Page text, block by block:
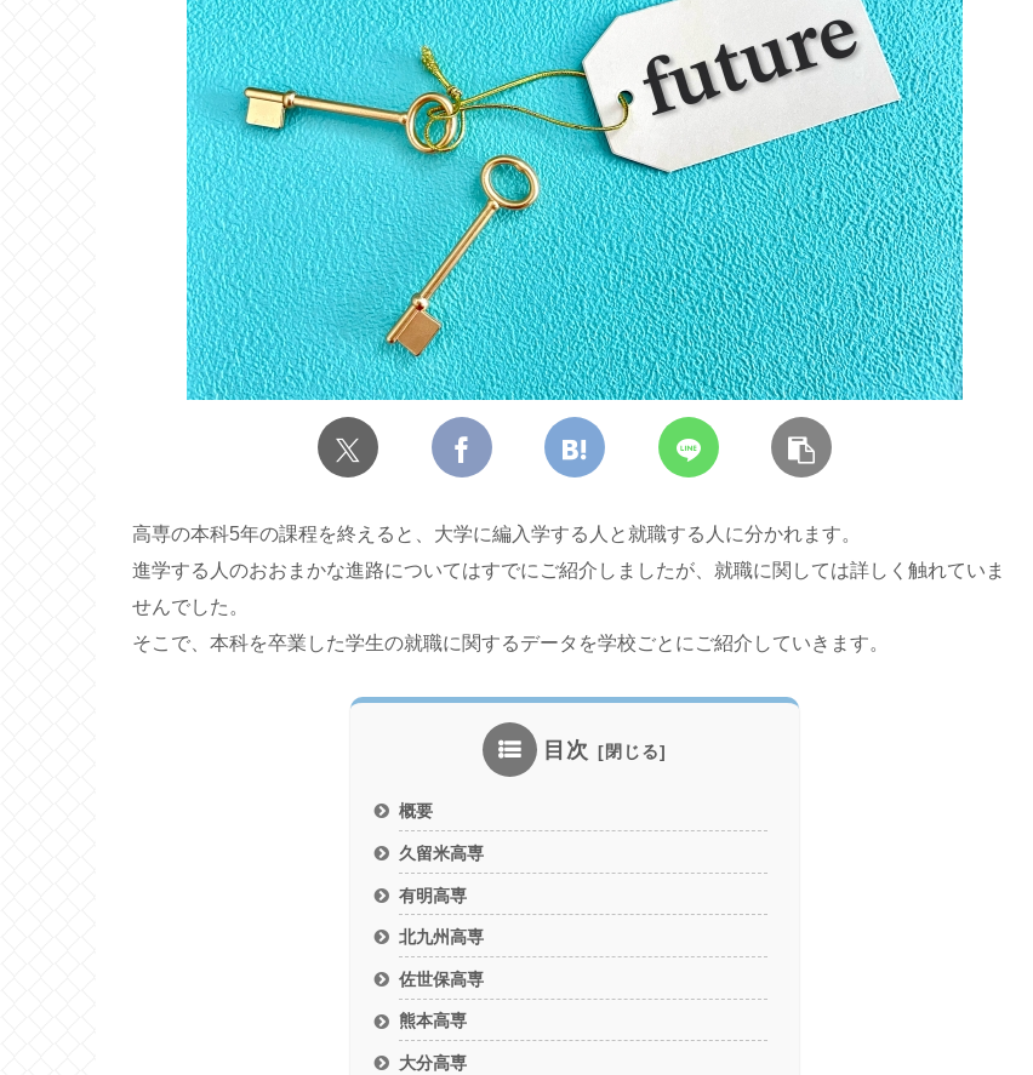
高専の本科5年の課程を終えると、大学に編入学する人と就職する人に分かれます。
進学する人のおおまかな進路についてはすでにご紹介しましたが、就職に関しては詳しく触れていま
せんでした。
そこで、本科を卒業した学生の就職に関するデータを学校ごとにご紹介していきます。
目次
概要
久留米高専
有明高専
北九州高専
佐世保高専
熊本高専
大分高専